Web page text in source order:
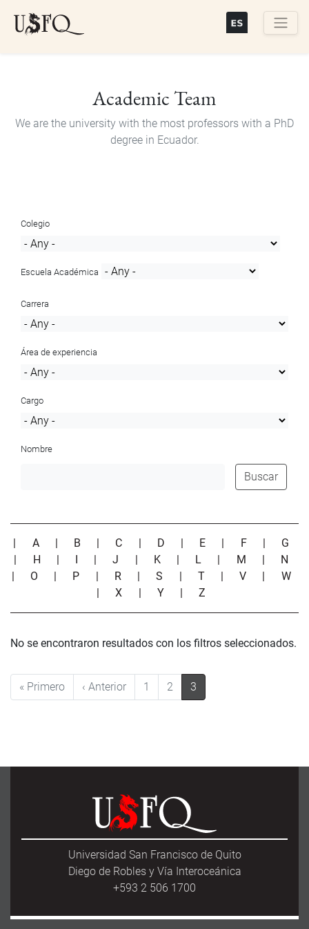
Academic Team
We are the university with the most professors with a PhD
degree in Ecuador.
Colegio
Escuela Académica
Carrera
Área de experiencia
Cargo
Nombre
Buscar
| A | B | C | D | E | F | G
| H | I |J | K | L | M | N
| O | P | R |S | T |V | W
|X | Y |Z
No se encontraron resultados con los filtros seleccionados.
Pagination
« PrimeroFirst page
‹ AnteriorPrevious page
1 2 3
Universidad San Francisco de Quito
Diego de Robles y Vía Interoceánica
+593 2 506 1700